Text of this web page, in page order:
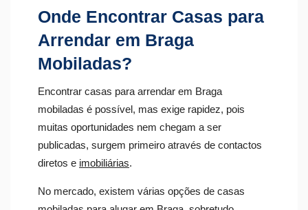
Onde Encontrar Casas para
Arrendar em Braga
Mobiladas?
Encontrar casas para arrendar em Braga
mobiladas é possível, mas exige rapidez, pois
muitas oportunidades nem chegam a ser
publicadas, surgem primeiro através de contactos
diretos e imobiliárias.
No mercado, existem várias opções de casas